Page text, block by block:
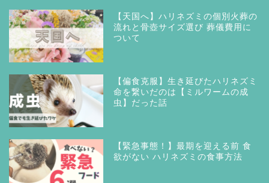
【天国へ】ハリネズミの個別火葬の
流れと骨壺サイズ選び 葬儀費用に
ついて
【偏食克服】生き延びたハリネズミ
命を繋いだのは【ミルワームの成
虫】だった話
【緊急事態！】最期を迎える前 食
欲がない ハリネズミの食事方法